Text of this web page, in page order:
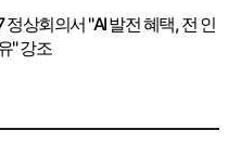
정상회의서 "AI 발전 혜택, 전 인
" 강조